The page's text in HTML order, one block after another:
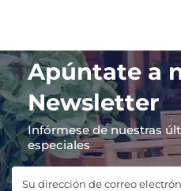
Apúntate a
Newsletter
Infórmese de nuestras
especiales